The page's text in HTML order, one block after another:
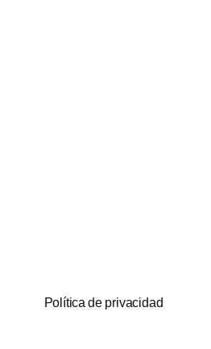
Política de privacidad